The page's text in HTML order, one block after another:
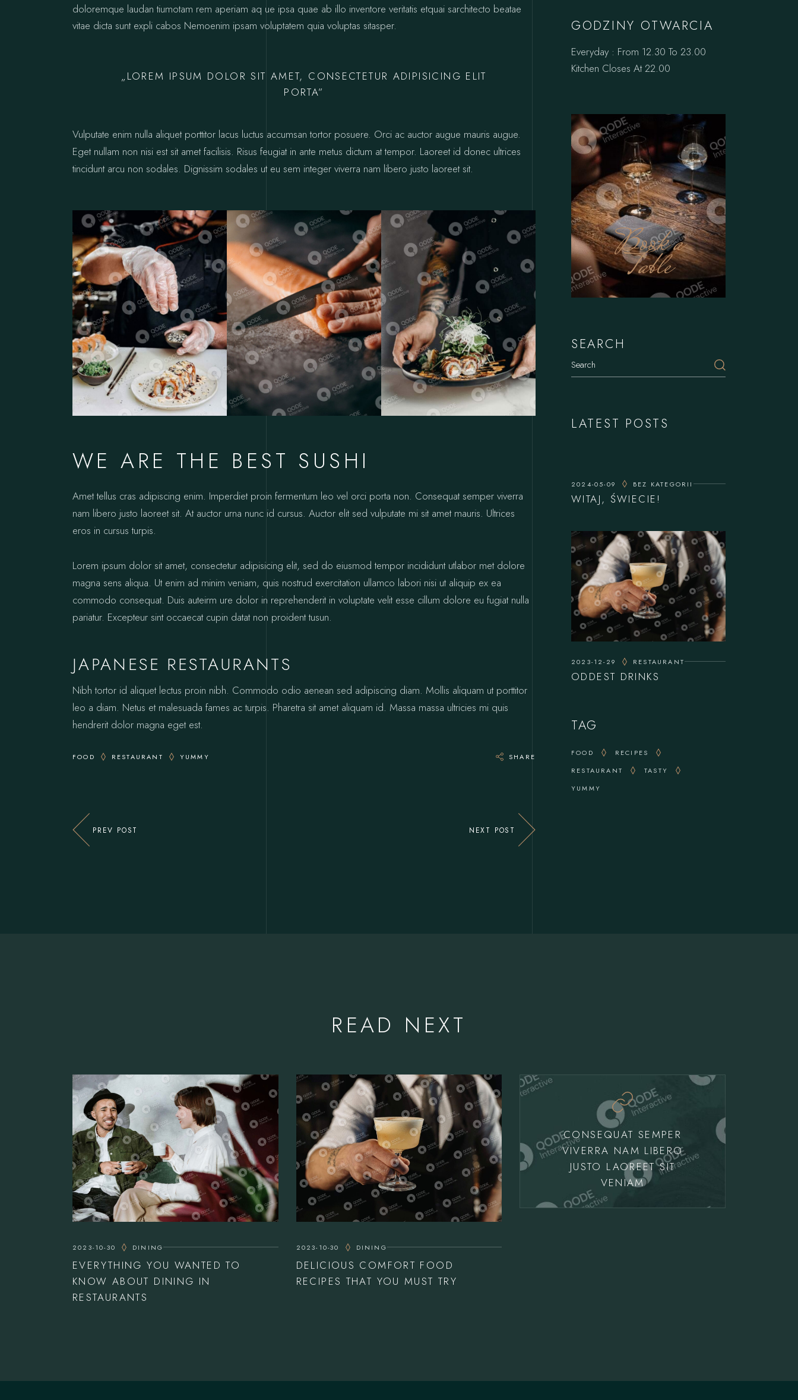
doloremque laudan tiumotam rem aperiam aq ue ipsa quae ab illo inventore veritatis etquai sarchitecto beatae
vitae dicta sunt expli cabos Nemoenim ipsam voluptatem quia voluptas sitasper.
„LOREM IPSUM DOLOR SIT AMET, CONSECTETUR ADIPISICING ELIT
PORTA”
Vulputate enim nulla aliquet porttitor lacus luctus accumsan tortor posuere. Orci ac auctor augue mauris augue.
Eget nullam non nisi est sit amet facilisis. Risus feugiat in ante metus dictum at tempor. Laoreet id donec ultrices
tincidunt arcu non sodales. Dignissim sodales ut eu sem integer viverra nam libero justo laoreet sit.
WE ARE THE BEST SUSHI
Amet tellus cras adipiscing enim. Imperdiet proin fermentum leo vel orci porta non. Consequat semper viverra
nam libero justo laoreet sit. At auctor urna nunc id cursus. Auctor elit sed vulputate mi sit amet mauris. Ultrices
eros in cursus turpis.
Lorem ipsum dolor sit amet, consectetur adipisicing elit, sed do eiusmod tempor incididunt utlabor met dolore
magna sens aliqua. Ut enim ad minim veniam, quis nostrud exercitation ullamco labori nisi ut aliquip ex ea
commodo consequat. Duis auteirm ure dolor in reprehenderit in voluptate velit esse cillum dolore eu fugiat nulla
pariatur. Excepteur sint occaecat cupin datat non proident tusun.
JAPANESE RESTAURANTS
Nibh tortor id aliquet lectus proin nibh. Commodo odio aenean sed adipiscing diam. Mollis aliquam ut porttitor
leo a diam. Netus et malesuada fames ac turpis. Pharetra sit amet aliquam id. Massa massa ultricies mi quis
hendrerit dolor magna eget est.
FOOD RESTAURANT YUMMY SHARE
PREV POST NEXT POST
GODZINY OTWARCIA
Everyday : From 12.30 To 23.00
Kitchen Closes At 22.00
Book a
Table
SEARCH
LATEST POSTS
2024-05-09 BEZ KATEGORII
WITAJ, ŚWIECIE!
2023-12-29 RESTAURANT
ODDEST DRINKS
TAG
FOOD
RECIPES
RESTAURANT
TASTY
YUMMY
READ NEXT
2023-10-30 DINING
EVERYTHING YOU WANTED TO
KNOW ABOUT DINING IN
RESTAURANTS
2023-10-30 DINING
DELICIOUS COMFORT FOOD
RECIPES THAT YOU MUST TRY
CONSEQUAT SEMPER
VIVERRA NAM LIBERO
JUSTO LAOREET SIT
VENIAM